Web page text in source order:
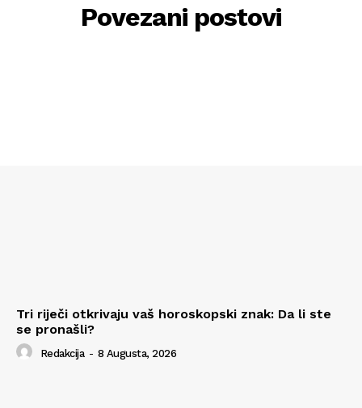
Povezani postovi
Tri riječi otkrivaju vaš horoskopski znak: Da li ste
se pronašli?
Redakcija - 8 Augusta, 2026